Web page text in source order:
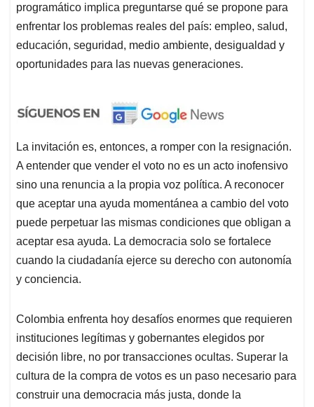
programático implica preguntarse qué se propone para
enfrentar los problemas reales del país: empleo, salud,
educación, seguridad, medio ambiente, desigualdad y
oportunidades para las nuevas generaciones.
La invitación es, entonces, a romper con la resignación.
A entender que vender el voto no es un acto inofensivo
sino una renuncia a la propia voz política. A reconocer
que aceptar una ayuda momentánea a cambio del voto
puede perpetuar las mismas condiciones que obligan a
aceptar esa ayuda. La democracia solo se fortalece
cuando la ciudadanía ejerce su derecho con autonomía
y conciencia.
Colombia enfrenta hoy desafíos enormes que requieren
instituciones legítimas y gobernantes elegidos por
decisión libre, no por transacciones ocultas. Superar la
cultura de la compra de votos es un paso necesario para
construir una democracia más justa, donde la